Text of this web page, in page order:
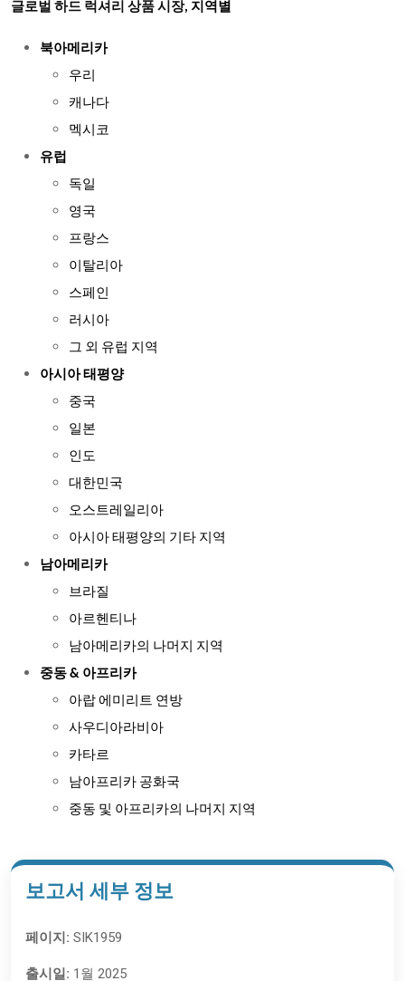
글로벌 하드 럭셔리 상품 시장, 지역별
북아메리카
우리
캐나다
멕시코
유럽
독일
영국
프랑스
이탈리아
스페인
러시아
그 외 유럽 지역
아시아 태평양
중국
일본
인도
대한민국
오스트레일리아
아시아 태평양의 기타 지역
남아메리카
브라질
아르헨티나
남아메리카의 나머지 지역
중동 & 아프리카
아랍 에미리트 연방
사우디아라비아
카타르
남아프리카 공화국
중동 및 아프리카의 나머지 지역
보고서 세부 정보
페이지: SIK1959
출시일: 1월 2025